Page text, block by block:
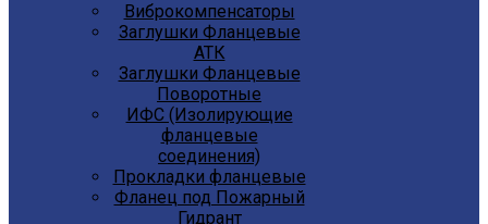
Виброкомпенсаторы
Заглушки Фланцевые
АТК
Заглушки Фланцевые
Поворотные
ИФС (Изолирующие
фланцевые
соединения)
Прокладки фланцевые
Фланец под Пожарный
Гидрант